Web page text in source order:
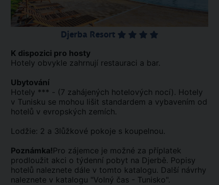
Djerba Resort
K dispozici pro hosty
Hotely obvykle zahrnují restauraci a bar.
Ubytování
Hotely *** - (7 zahájených hotelových nocí). Hotely
v Tunisku se mohou lišit standardem a vybavením od
hotelů v evropských zemích.
Lodžie: 2 a 3lůžkové pokoje s koupelnou.
Poznámka!Pro zájemce je možné za příplatek
prodloužit akci o týdenní pobyt na Djerbě. Popisy
hotelů naleznete dále v tomto katalogu. Další návrhy
naleznete v katalogu "Volný čas - Tunisko".